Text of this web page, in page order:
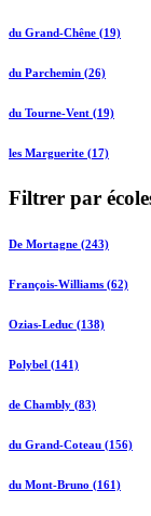
du Grand-Chêne (19)
du Parchemin (26)
du Tourne-Vent (19)
les Marguerite (17)
Filtrer par
De Mortagne (243)
François-Williams (62)
Ozias-Leduc (138)
Polybel (141)
de Chambly (83)
du Grand-Coteau (156)
du Mont-Bruno (161)